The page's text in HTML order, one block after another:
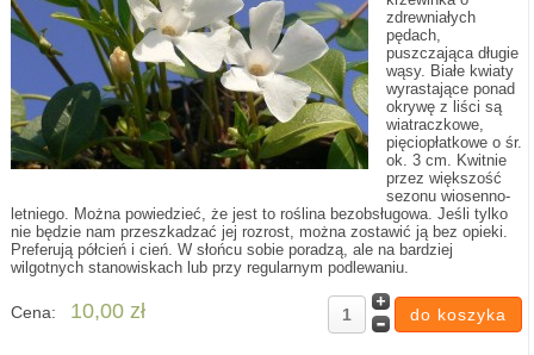
zdrewniałych
pędach,
puszczająca długie
wąsy. Białe kwiaty
wyrastające ponad
okrywę z liści są
wiatraczkowe,
pięciopłatkowe o śr.
ok. 3 cm. Kwitnie
przez większość
sezonu wiosenno-
letniego. Można powiedzieć, że jest to roślina bezobsługowa. Jeśli tylko
nie będzie nam przeszkadzać jej rozrost, można zostawić ją bez opieki.
Preferują półcień i cień. W słońcu sobie poradzą, ale na bardziej
wilgotnych stanowiskach lub przy regularnym podlewaniu.
Cena: 10,00 zł